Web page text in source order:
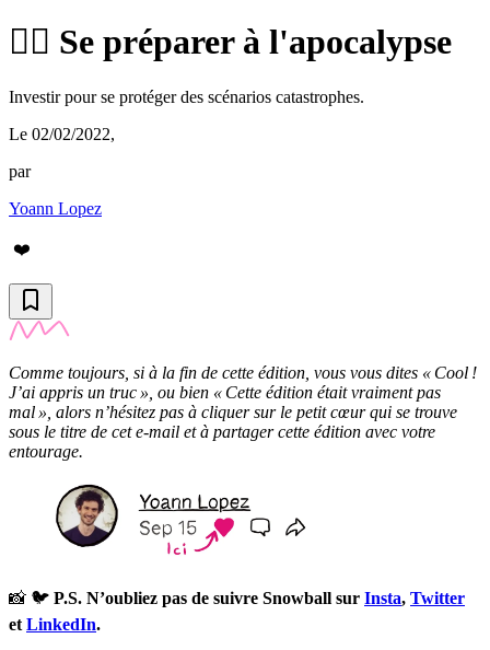
🧟‍♀️ Se préparer à l'apocalypse
Investir pour se protéger des scénarios catastrophes.
Le 02/02/2022,
par
Yoann Lopez
❤️
Comme toujours, si à la fin de cette édition, vous vous dites « Cool !
J’ai appris un truc », ou bien « Cette édition était vraiment pas
mal », alors n’hésitez pas à cliquer sur le petit cœur qui se trouve
sous le titre de cet e-mail et à partager cette édition avec votre
entourage.
📸 🐦 P.S. N’oubliez pas de suivre Snowball sur Insta, Twitter
et LinkedIn.